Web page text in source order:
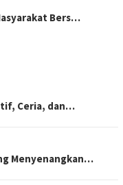
Bers…
Ceria, dan…
Menyenangkan…